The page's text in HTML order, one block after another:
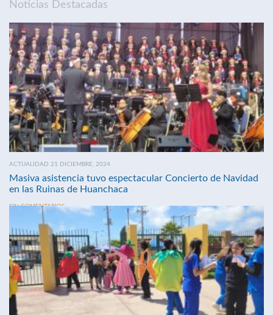
Noticias Destacadas
ACTUALIDAD 21 DICIEMBRE, 2024
Masiva asistencia tuvo espectacular Concierto de Navidad
en las Ruinas de Huanchaca
SIN COMENTARIOS